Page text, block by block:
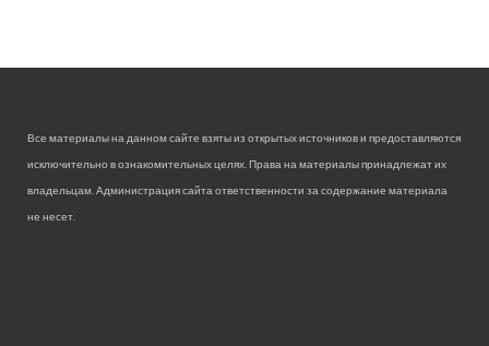
Все материалы на данном сайте взяты из открытых источников и предоставляются
исключительно в ознакомительных целях. Права на материалы принадлежат их
владельцам. Администрация сайта ответственности за содержание материала
не несет.